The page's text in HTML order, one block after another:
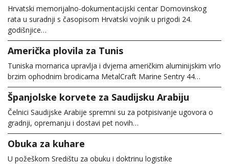
Hrvatski memorijalno-dokumentacijski centar Domovinskog
rata u suradnji s časopisom Hrvatski vojnik u prigodi 24.
godišnjice…
Američka plovila za Tunis
Tuniska mornarica upravlja i dvjema američkim aluminijskim vrlo
brzim ophodnim brodicama MetalCraft Marine Sentry 44…
Španjolske korvete za Saudijsku Arabiju
Čelnici Saudijske Arabije spremni su za potpisivanje ugovora o
gradnji, opremanju i dostavi pet novih…
Obuka za kuhare
U požeškom Središtu za obuku i doktrinu logistike